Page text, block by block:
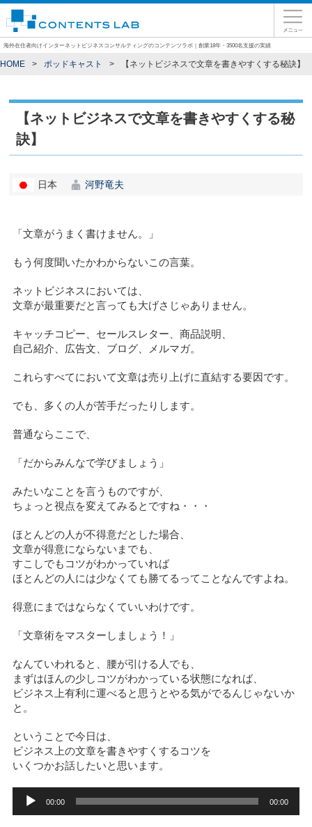
海外在住者向けインターネットビジネスコンサルティングのコンテンツラボ｜創業18年・3500名支援の実績
HOME ポッドキャスト 【ネットビジネスで文章を書きやすくする秘訣】
【ネットビジネスで文章を書きやすくする秘
訣】
日本 河野竜夫
「文章がうまく書けません。」
もう何度聞いたかわからないこの言葉。
ネットビジネスにおいては、
文章が最重要だと言っても大げさじゃありません。
キャッチコピー、セールスレター、商品説明、
自己紹介、広告文、ブログ、メルマガ。
これらすべてにおいて文章は売り上げに直結する要因です。
でも、多くの人が苦手だったりします。
普通ならここで、
「だからみんなで学びましょう」
みたいなことを言うものですが、
ちょっと視点を変えてみるとですね・・・
ほとんどの人が不得意だとした場合、
文章が得意にならないまでも、
すこしでもコツがわかっていれば
ほとんどの人には少なくても勝てるってことなんですよね。
得意にまではならなくていいわけです。
「文章術をマスターしましょう！」
なんていわれると、腰が引ける人でも、
まずはほんの少しコツがわかっている状態になれば、
ビジネス上有利に運べると思うとやる気がでるんじゃないか
と。
ということで今日は、
ビジネス上の文章を書きやすくするコツを
いくつかお話したいと思います。
プ
00:00 00:00